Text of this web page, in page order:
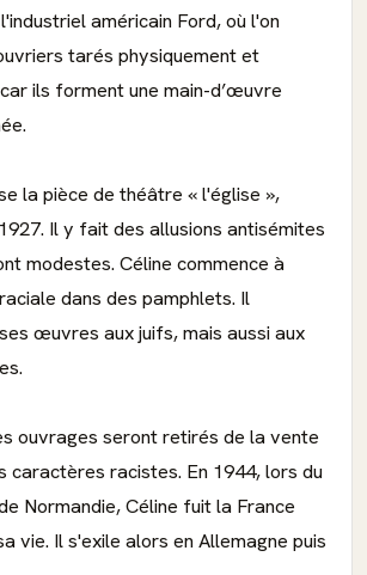
américain Ford, où l'on
tarés physiquement et
ils forment une main-d’œuvre
la pièce de théâtre « l'église »,
Il y fait des allusions antisémites
modestes. Céline commence à
dans des pamphlets. Il
œuvres aux juifs, mais aussi aux
ouvrages seront retirés de la vente
caractères racistes. En 1944, lors du
Normandie, Céline fuit la France
vie. Il s'exile alors en Allemagne puis